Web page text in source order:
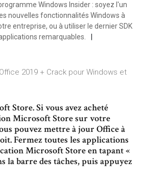
Windows Insider : soyez l'un
nouvelles fonctionnalités Windows à
entreprise, ou à utiliser le dernier SDK
remarquables.
2019 + Crack pour Windows et
Store. Si vous avez acheté
Microsoft Store sur votre
pouvez mettre à jour Office à
Fermez toutes les applications
Microsoft Store en tapant «
la barre des tâches, puis appuyez